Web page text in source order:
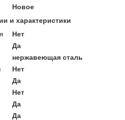
Новое
и характеристики
Нет
Да
нержавеющая сталь
Нет
Да
Нет
Да
Да